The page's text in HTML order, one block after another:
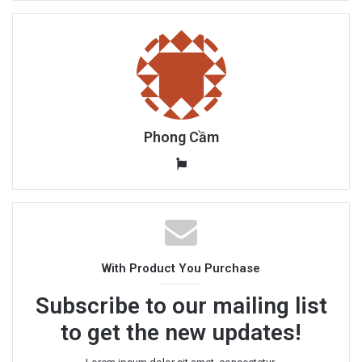
Phong Cầm
W
b
s
i
e
With Product You Purchase
Subscribe to our mailing list
to get the new updates!